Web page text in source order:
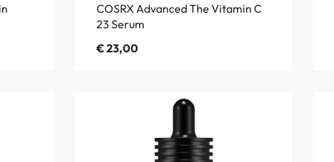
COSRX Advanced The Vitamin C
23 Serum
€23,00